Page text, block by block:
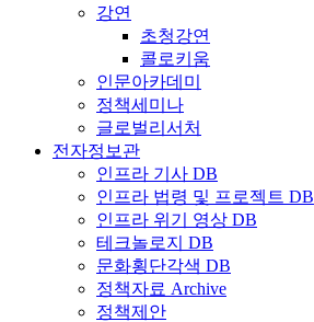
강연
초청강연
콜로키움
인문아카데미
정책세미나
글로벌리서처
전자정보관
인프라 기사 DB
인프라 법령 및 프로젝트 DB
인프라 위기 영상 DB
테크놀로지 DB
문화횡단각색 DB
정책자료 Archive
정책제안